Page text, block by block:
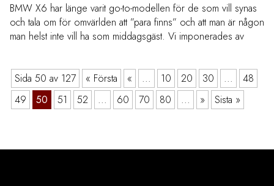
BMW X6 har länge varit go-to-modellen för de som vill synas
och tala om för omvärlden att ”para finns” och att man är någon
man helst inte vill ha som middagsgäst. Vi imponerades av
Sida 50 av 127 « Första « ... 10 20 30 ...
48
49
50 51 52 ... 60 70 80 ... » Sista »